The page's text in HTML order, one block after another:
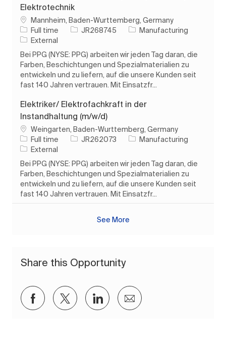
Elektrotechnik
Location
Mannheim, Baden-Wurttemberg, Germany
Job Type
Full time Job IdJR268745 Category
Manufacturing
External
Bei PPG (NYSE: PPG) arbeiten wir jeden Tag daran, die
Farben, Beschichtungen und Spezialmaterialien zu
entwickeln und zu liefern, auf die unsere Kunden seit
fast 140 Jahren vertrauen. Mit Einsatzfr...
Elektriker/ Elektrofachkraft in der
Instandhaltung (m/w/d)
Location
Weingarten, Baden-Wurttemberg, Germany
Job Type
Full time Job IdJR262073 Category
Manufacturing
External
Bei PPG (NYSE: PPG) arbeiten wir jeden Tag daran, die
Farben, Beschichtungen und Spezialmaterialien zu
entwickeln und zu liefern, auf die unsere Kunden seit
fast 140 Jahren vertrauen. Mit Einsatzfr...
See More
Share this Opportunity
Share via Facebook
Share via twitter
Share via LinkedIn
Share via email